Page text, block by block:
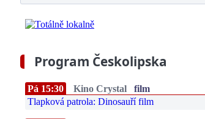
Program Českolipska
Pá 15:30 Kino Crystal
film
Tlapková patrola: Dinosauří film